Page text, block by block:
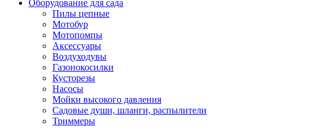
Оборудование для сада
Пилы цепные
Мотобур
Мотопомпы
Аксессуары
Воздуходувы
Газонокосилки
Кусторезы
Насосы
Мойки высокого давления
Садовые души, шланги, распылители
Триммеры